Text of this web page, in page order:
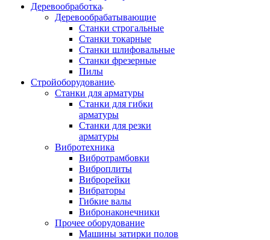
Деревообработка
Деревообрабатывающие
Станки строгальные
Станки токарные
Станки шлифовальные
Станки фрезерные
Пилы
Стройоборудование
Станки для арматуры
Станки для гибки
арматуры
Станки для резки
арматуры
Вибротехника
Вибротрамбовки
Виброплиты
Виброрейки
Вибраторы
Гибкие валы
Вибронаконечники
Прочее оборудование
Машины затирки полов